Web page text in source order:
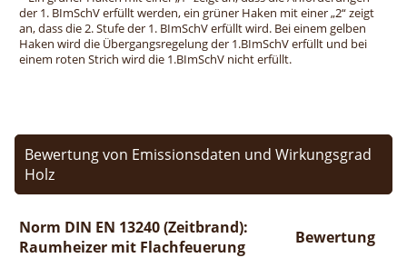
der 1. BImSchV erfüllt werden, ein grüner Haken mit einer „2“ zeigt
an, dass die 2. Stufe der 1. BImSchV erfüllt wird. Bei einem gelben
Haken wird die Übergangsregelung der 1.BImSchV erfüllt und bei
einem roten Strich wird die 1.BImSchV nicht erfüllt.
Bewertung von Emissionsdaten und Wirkungsgrad
Holz
Norm DIN EN 13240 (Zeitbrand):
Raumheizer mit Flachfeuerung
Bewertung